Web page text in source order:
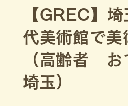
【GREC】
代美術館で美
（高齢者
埼玉）